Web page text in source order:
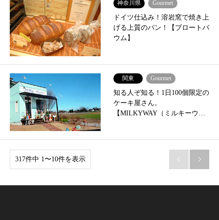
神奈川県 Gourmet
ドイツ仕込み！溶岩窯で焼き上
げる上質のパン！【ブロートバ
ウム】
関東 Gourmet
知る人ぞ知る！1日100個限定の
ケーキ屋さん。
【MILKYWAY（ミルキーウ…
317件中 1〜10件を表示  